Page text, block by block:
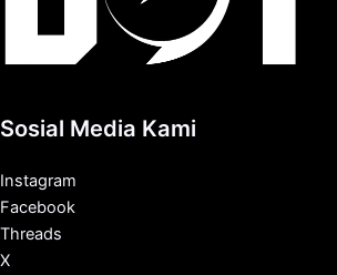
Sosial Media Kami
Instagram
Facebook
Threads
X